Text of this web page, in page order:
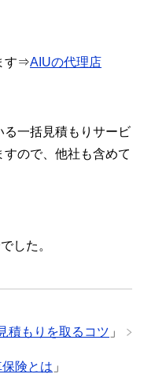
す⇒AIUの代理店
る一括見積もりサービ
ので、他社も含めて
した。
積もりを取るコツ 」
険とは 」